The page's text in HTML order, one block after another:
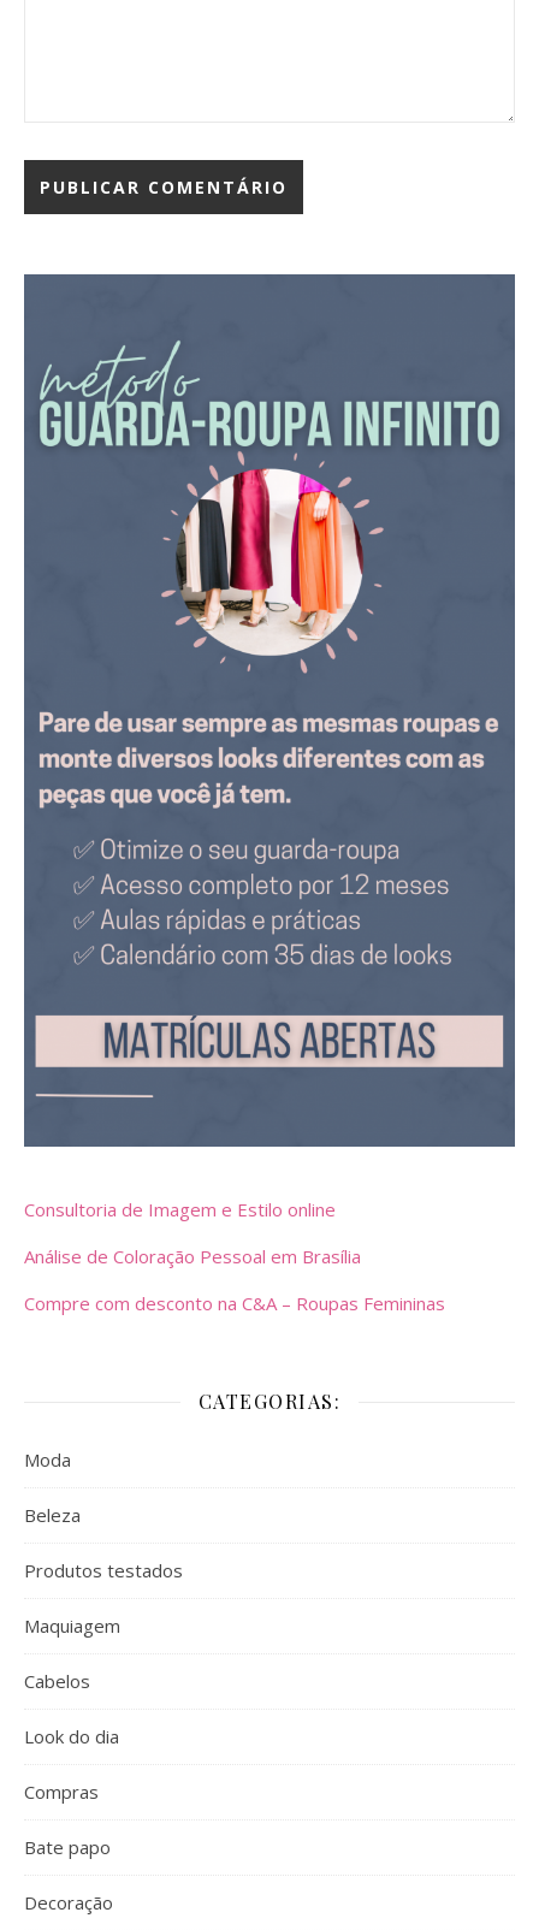
Consultoria de Imagem e Estilo online
Análise de Coloração Pessoal em Brasília
Compre com desconto na C&A – Roupas Femininas
CATEGORIAS:
Moda
Beleza
Produtos testados
Maquiagem
Cabelos
Look do dia
Compras
Bate papo
Decoração